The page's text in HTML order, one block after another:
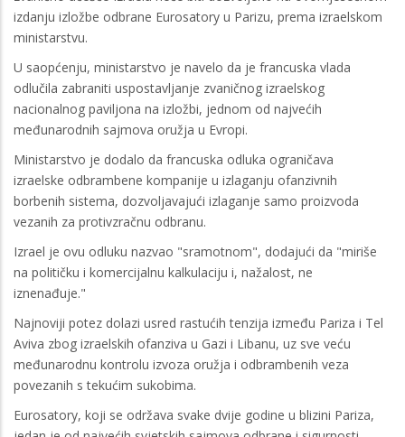
izdanju izložbe odbrane Eurosatory u Parizu, prema izraelskom
ministarstvu.
U saopćenju, ministarstvo je navelo da je francuska vlada
odlučila zabraniti uspostavljanje zvaničnog izraelskog
nacionalnog paviljona na izložbi, jednom od najvećih
međunarodnih sajmova oružja u Evropi.
Ministarstvo je dodalo da francuska odluka ograničava
izraelske odbrambene kompanije u izlaganju ofanzivnih
borbenih sistema, dozvoljavajući izlaganje samo proizvoda
vezanih za protivzračnu odbranu.
Izrael je ovu odluku nazvao "sramotnom", dodajući da "miriše
na političku i komercijalnu kalkulaciju i, nažalost, ne
iznenađuje."
Najnoviji potez dolazi usred rastućih tenzija između Pariza i Tel
Aviva zbog izraelskih ofanziva u Gazi i Libanu, uz sve veću
međunarodnu kontrolu izvoza oružja i odbrambenih veza
povezanih s tekućim sukobima.
Eurosatory, koji se održava svake dvije godine u blizini Pariza,